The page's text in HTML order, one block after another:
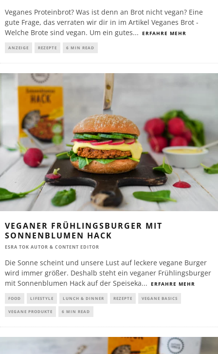
Veganes Proteinbrot? Was ist denn an Brot nicht vegan? Eine
gute Frage, das verraten wir dir in im Artikel Veganes Brot -
Welche Brote sind vegan. Um ein gutes... ERFAHRE MEHR
ANZEIGE REZEPTE 6 MIN READ
VEGANER FRÜHLINGSBURGER MIT
SONNENBLUMEN HACK
ESRA TOK AUTOR & CONTENT EDITOR
Die Sonne scheint und unsere Lust auf leckere vegane Burger
wird immer größer. Deshalb steht ein veganer Frühlingsburger
mit Sonnenblumen Hack auf der Speiseka... ERFAHRE MEHR
FOOD LIFESTYLE LUNCH & DINNER REZEPTE VEGANE BASICS
VEGANE PRODUKTE 6 MIN READ